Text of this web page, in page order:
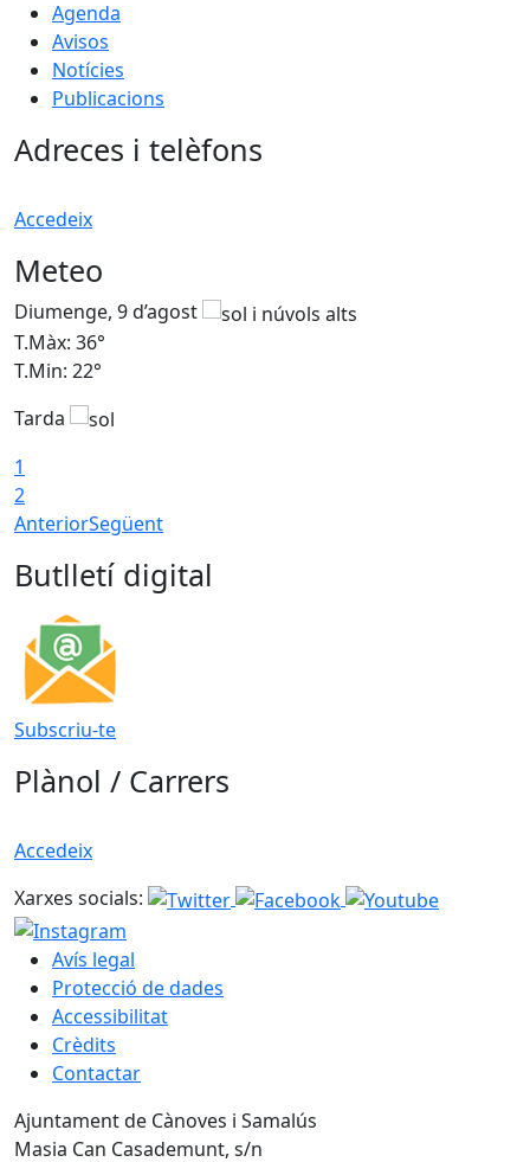
Agenda
Avisos
Notícies
Publicacions
Adreces i telèfons
Accedeix
Meteo
Diumenge, 9 d’agost
T.Màx: 36°
T.Min: 22°
Tarda
1
2
AnteriorSegüent
Butlletí digital
Subscriu-te
Plànol / Carrers
Accedeix
Xarxes socials:
Avís legal
Protecció de dades
Accessibilitat
Crèdits
Contactar
Ajuntament de Cànoves i Samalús
Masia Can Casademunt, s/n